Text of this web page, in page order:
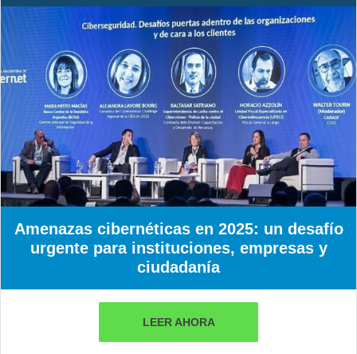
Amenazas cibernéticas en 2025: un desafío
urgente para instituciones, empresas y
ciudadanía
LEER AHORA